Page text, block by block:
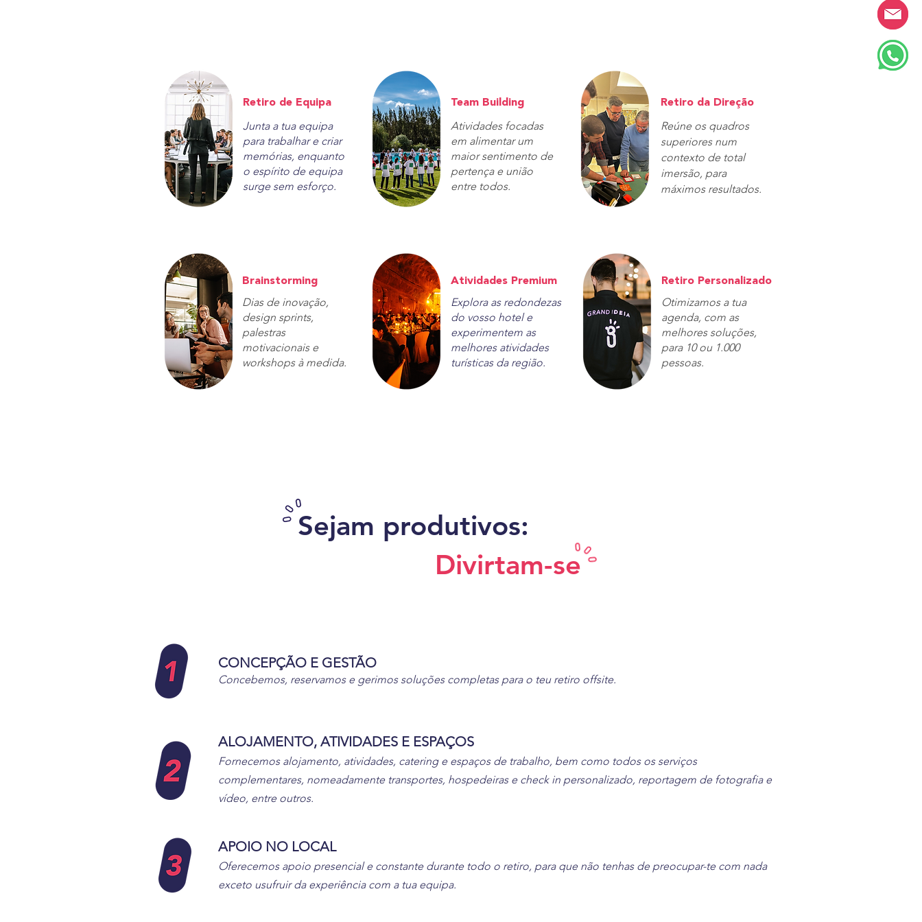
Retiro de Equipa
Junta a tua equipa
para trabalhar e criar
memórias, enquanto
o espírito de equipa
surge sem esforço.
Team Building
Atividades focadas
em alimentar um
maior sentimento de
pertença e união
entre todos.
Retiro da Direção
Reúne os quadros
superiores num
contexto de total
imersão, para
máximos resultados.
Brainstorming
Dias de inovação,
design sprints,
palestras
motivacionais e
workshops à medida.
Atividades Premium
Explora as redondezas
do vosso hotel e
experimentem as
melhores atividades
turísticas da região.
Retiro Personalizado
Otimizamos a tua
agenda, com as
melhores soluções,
para 10 ou 1.000
pessoas.
Divirtam-se
Sejam produtivos:
CONCEPÇÃO E GESTÃO
Concebemos, reservamos e gerimos soluções completas para o teu retiro offsite.
ALOJAMENTO, ATIVIDADES E ESPAÇOS
Fornecemos alojamento, atividades, catering e espaços de trabalho, bem como todos os serviços
complementares, nomeadamente transportes, hospedeiras e check in personalizado, reportagem de fotografia e
vídeo, entre outros.
APOIO NO LOCAL
Oferecemos apoio presencial e constante durante todo o retiro, para que não tenhas de preocupar-te com nada
exceto usufruir da experiência com a tua equipa.